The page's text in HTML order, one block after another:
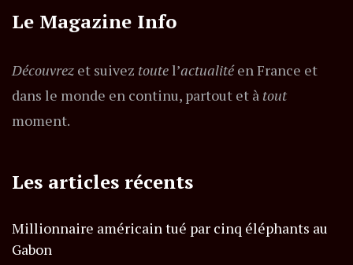
Le Magazine Info
Découvrez et suivez toutel’actualitéen France et
dans le monde en continu, partout et à tout
moment.
Les articles récents
Millionnaire américain tué par cinq éléphants au
Gabon